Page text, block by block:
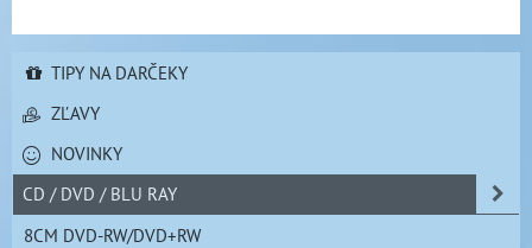
TIPY NA DARČEKY
ZĽAVY
NOVINKY
CD / DVD / BLU RAY
8CM DVD-RW/DVD+RW